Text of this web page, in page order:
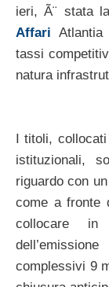
ieri, Ã¨ stata
Affari
tassi
natura
I titoli,
istituzionali,
riguardo con
come a fronte
collocare in
complessivi 9